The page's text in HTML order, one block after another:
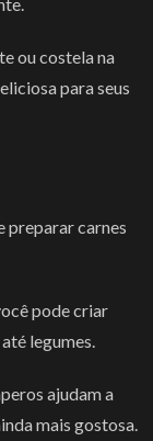
ou costela na
para seus
preparar carnes
pode criar
legumes.
ajudam a
mais gostosa.